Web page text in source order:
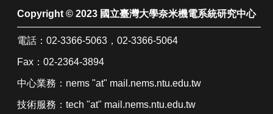
中
心
案
下
米
Copyright © 2023 國立臺灣大學奈米機電系統研究中心
電話：02-3366-5063，02-3366-5064
Fax：02-2364-3894
中心業務：nems "at" mail.nems.ntu.edu.tw
技術服務：tech "at" mail.nems.ntu.edu.tw